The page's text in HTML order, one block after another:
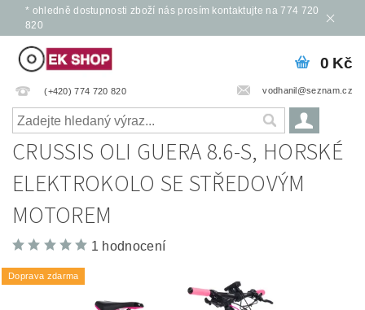
* ohledně dostupnosti zboží nás prosím kontaktujte na 774 720
820
(+420) 774 720 820 vodhanil@seznam.cz
0 Kč
CRUSSIS OLI GUERA 8.6-S, HORSKÉ
ELEKTROKOLO SE STŘEDOVÝM
MOTOREM
1 hodnocení
Doprava zdarma